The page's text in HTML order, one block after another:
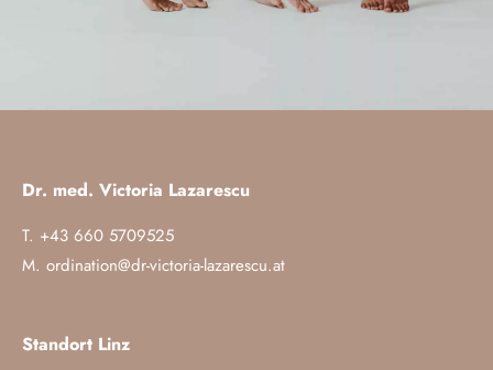
Dr. med. Victoria Lazarescu
T. +43 660 5709525
M. ordination@dr-victoria-lazarescu.at
Standort Linz